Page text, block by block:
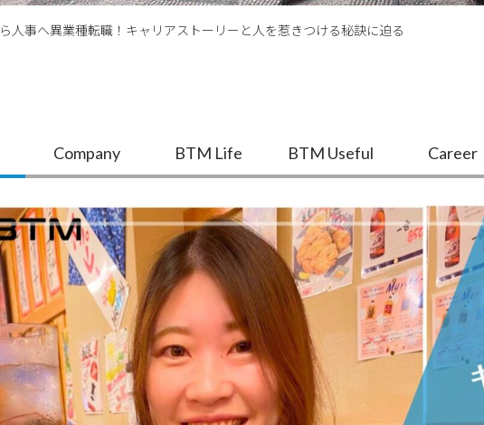
人事へ異業種転職！キャリアストーリーと人を惹きつける秘訣に迫る
Company BTM Life BTM Useful Career